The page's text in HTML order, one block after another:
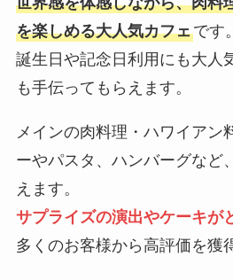
を楽しめる大人気カフェです。
誕生日や記念日利用にも大人
も手伝ってもらえます。
メインの肉料理・ハワイアン
ーやパスタ、ハンバーグなど
えます。
サプライズの演出やケーキが
多くのお客様から高評価を獲